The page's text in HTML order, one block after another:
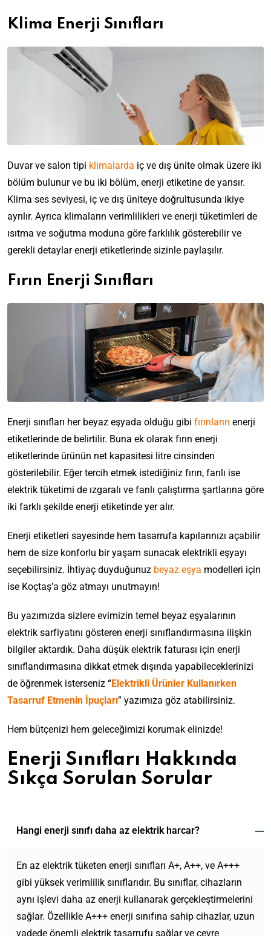
Klima Enerji Sınıfları
Duvar ve salon tipi klimalarda iç ve dış ünite olmak üzere iki
bölüm bulunur ve bu iki bölüm, enerji etiketine de yansır.
Klima ses seviyesi, iç ve dış üniteye doğrultusunda ikiye
ayrılır. Ayrıca klimaların verimlilikleri ve enerji tüketimleri de
ısıtma ve soğutma moduna göre farklılık gösterebilir ve
gerekli detaylar enerji etiketlerinde sizinle paylaşılır.
Fırın Enerji Sınıfları
Enerji sınıfları her beyaz eşyada olduğu gibi fırınların enerji
etiketlerinde de belirtilir. Buna ek olarak fırın enerji
etiketlerinde ürünün net kapasitesi litre cinsinden
gösterilebilir. Eğer tercih etmek istediğiniz fırın, fanlı ise
elektrik tüketimi de ızgaralı ve fanlı çalıştırma şartlarına göre
iki farklı şekilde enerji etiketinde yer alır.
Enerji etiketleri sayesinde hem tasarrufa kapılarınızı açabilir
hem de size konforlu bir yaşam sunacak elektrikli eşyayı
seçebilirsiniz. İhtiyaç duyduğunuz beyaz eşya modelleri için
ise Koçtaş’a göz atmayı unutmayın!
Bu yazımızda sizlere evimizin temel beyaz eşyalarının
elektrik sarfiyatını gösteren enerji sınıflandırmasına ilişkin
bilgiler aktardık. Daha düşük elektrik faturası için enerji
sınıflandırmasına dikkat etmek dışında yapabileceklerinizi
de öğrenmek isterseniz “Elektrikli Ürünler Kullanırken
Tasarruf Etmenin İpuçları” yazımıza göz atabilirsiniz.
Hem bütçenizi hem geleceğimizi korumak elinizde!
Enerji Sınıfları Hakkında
Sıkça Sorulan Sorular
Hangi enerji sınıfı daha az elektrik harcar?
En az elektrik tüketen enerji sınıfları A+, A++, ve A+++
gibi yüksek verimlilik sınıflarıdır. Bu sınıflar, cihazların
aynı işlevi daha az enerji kullanarak gerçekleştirmelerini
sağlar. Özellikle A+++ enerji sınıfına sahip cihazlar, uzun
vadede önemli elektrik tasarrufu sağlar ve çevre